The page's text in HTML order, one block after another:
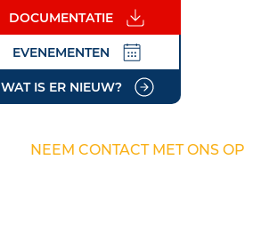
DOCUMENTATIE
EVENEMENTEN
WAT IS ER NIEUW?
NEEM CONTACT MET ONS OP